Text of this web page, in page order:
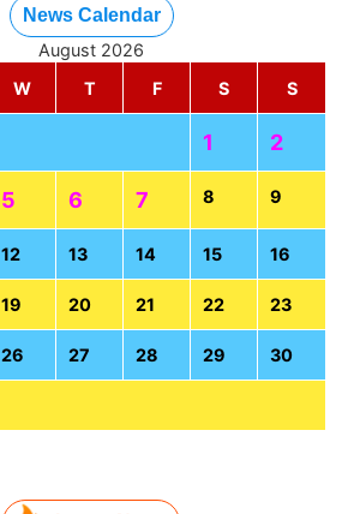
News Calendar
August 2026
W T F S S
1 2
5 6 7 8 9
12 13 14 15 16
19 20 21 22 23
26 27 28 29 30